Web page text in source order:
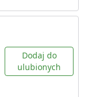
Dodaj do
ulubionych